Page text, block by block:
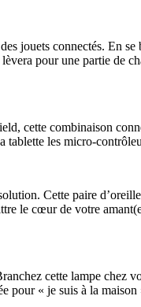
jouets connectés. En se
pour une partie de
cette combinaison
les micro-
Cette paire
le cœur de votre
cette lampe chez
pour « je suis à la